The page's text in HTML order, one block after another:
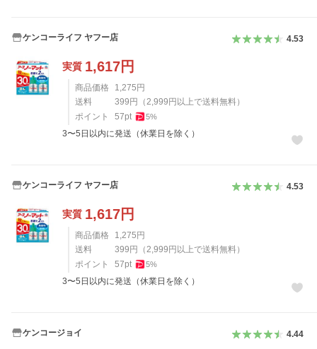
ケンコーライフ ヤフー店 4.53
実質 1,617円
商品価格 1,275 円
送料
399 円 （2,999 円以上で送料無料）
ポイント
57pt 5%
3〜5日以内に発送（休業日を除く）
ケンコーライフ ヤフー店 4.53
実質 1,617円
商品価格 1,275 円
送料
399 円 （2,999 円以上で送料無料）
ポイント
57pt 5%
3〜5日以内に発送（休業日を除く）
ケンコージョイ 4.44